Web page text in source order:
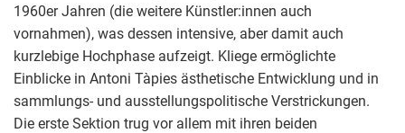
1960er Jahren (die weitere Künstler:innen auch
vornahmen), was dessen intensive, aber damit auch
kurzlebige Hochphase aufzeigt. Kliege ermöglichte
Einblicke in Antoni Tàpies ästhetische Entwicklung und in
sammlungs- und ausstellungspolitische Verstrickungen.
Die erste Sektion trug vor allem mit ihren beiden